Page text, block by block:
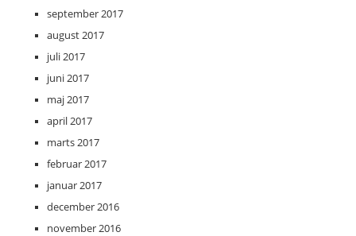
september 2017
august 2017
juli 2017
juni 2017
maj 2017
april 2017
marts 2017
februar 2017
januar 2017
december 2016
november 2016